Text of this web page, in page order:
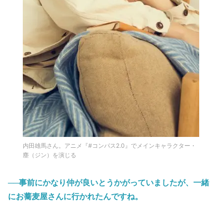
内田雄馬さん。アニメ『#コンパス2.0』でメインキャラクター・
塵（ジン）を演じる
──事前にかなり仲が良いとうかがっていましたが、一緒
にお蕎麦屋さんに行かれたんですね。